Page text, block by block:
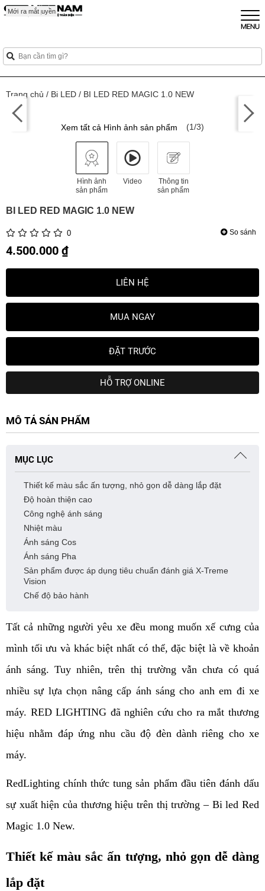
Trang chủ / Bi LED / BI LED RED MAGIC 1.0 NEW
Xem tất cả Hình ảnh sản phẩm (1/3)
Hình ảnh
sản phẩm
Video
Thông tin
sản phẩm
BI LED RED MAGIC 1.0 NEW
0 So sánh
4.500.000 ₫
LIÊN HỆ
MUA NGAY
ĐẶT TRƯỚC
HỖ TRỢ ONLINE
MÔ TẢ SẢN PHẨM
MỤC LỤC
Thiết kế màu sắc ấn tượng, nhỏ gọn dễ dàng lắp đặt
Độ hoàn thiện cao
Công nghệ ánh sáng
Nhiệt màu
Ánh sáng Cos
Ánh sáng Pha
Sản phẩm được áp dụng tiêu chuẩn đánh giá X-Treme
Vision
Chế độ bảo hành
Tất cả những người yêu xe đều mong muốn xế cưng của
mình tối ưu và khác biệt nhất có thể, đặc biệt là về khoản
ánh sáng. Tuy nhiên, trên thị trường vẫn chưa có quá
nhiều sự lựa chọn nâng cấp ánh sáng cho anh em đi xe
máy. RED LIGHTING đã nghiên cứu cho ra mắt thương
hiệu nhằm đáp ứng nhu cầu độ đèn dành riêng cho xe
máy.
RedLighting chính thức tung sản phẩm đầu tiên đánh dấu
sự xuất hiện của thương hiệu trên thị trường – Bi led Red
Magic 1.0 New.
Thiết kế màu sắc ấn tượng, nhỏ gọn dễ dàng
lắp đặt
Mới Độc quyền
Sắp ra mắt
Mới
Mới